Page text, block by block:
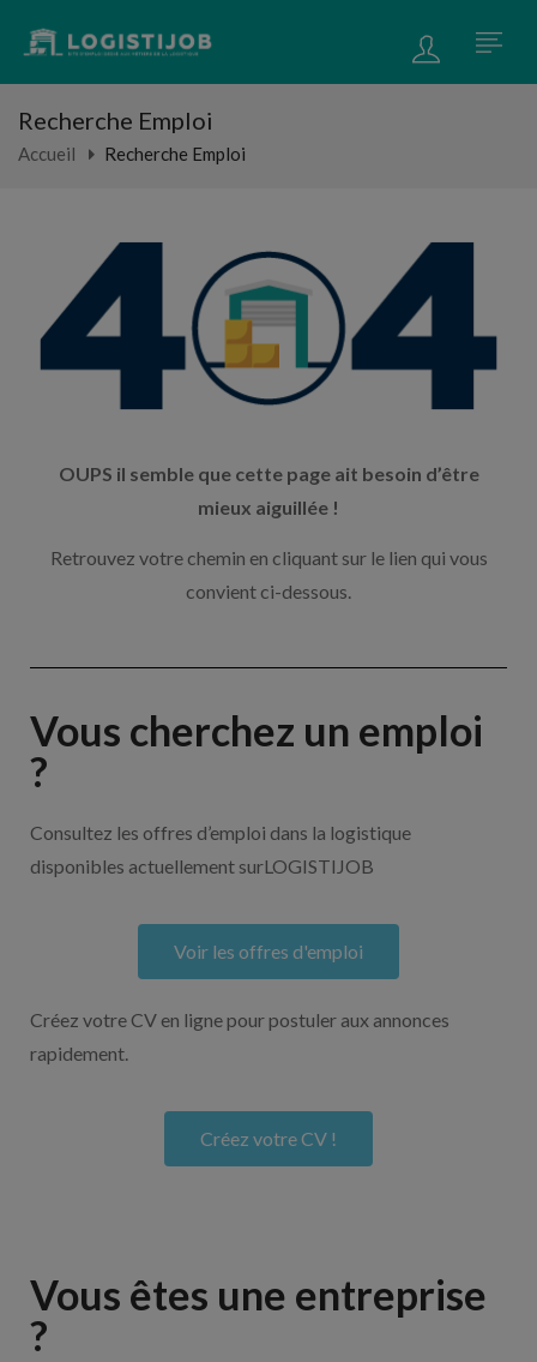
Recherche Emploi
Accueil Recherche Emploi
OUPS il semble que cette page ait besoin d’être
mieux aiguillée !
Retrouvez votre chemin en cliquant sur le lien qui vous
convient ci-dessous.
Vous cherchez un emploi
?
Consultez les offres d’emploi dans la logistique
disponibles actuellement surLOGISTIJOB
Voir les offres d'emploi
Créez votre CV en ligne pour postuler aux annonces
rapidement.
Créez votre CV !
Vous êtes une entreprise
?